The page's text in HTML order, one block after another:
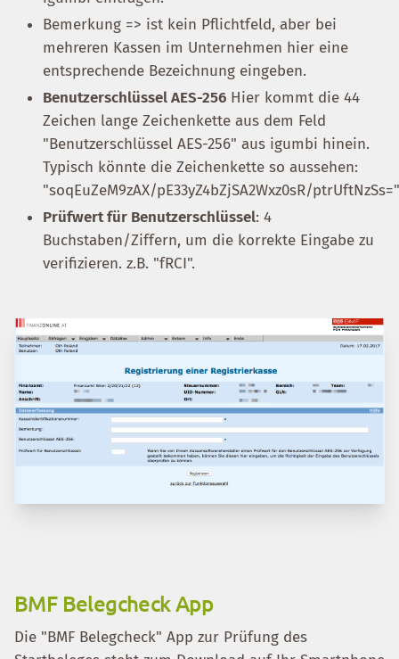
Bemerkung => ist kein Pflichtfeld, aber bei
mehreren Kassen im Unternehmen hier eine
entsprechende Bezeichnung eingeben.
Benutzerschlüssel AES-256 Hier kommt die 44
Zeichen lange Zeichenkette aus dem Feld
"Benutzerschlüssel AES-256" aus igumbi hinein.
Typisch könnte die Zeichenkette so aussehen:
"soqEuZeM9zAX/pE33yZ4bZjSA2Wxz0sR/ptrUftNzSs="
Prüfwert für Benutzerschlüssel: 4
Buchstaben/Ziffern, um die korrekte Eingabe zu
verifizieren. z.B. "fRCI".
BMF Belegcheck App
Die "BMF Belegcheck" App zur Prüfung des